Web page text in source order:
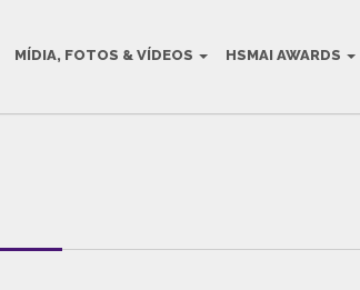
MÍDIA, FOTOS & VÍDEOS HSMAI AWARDS